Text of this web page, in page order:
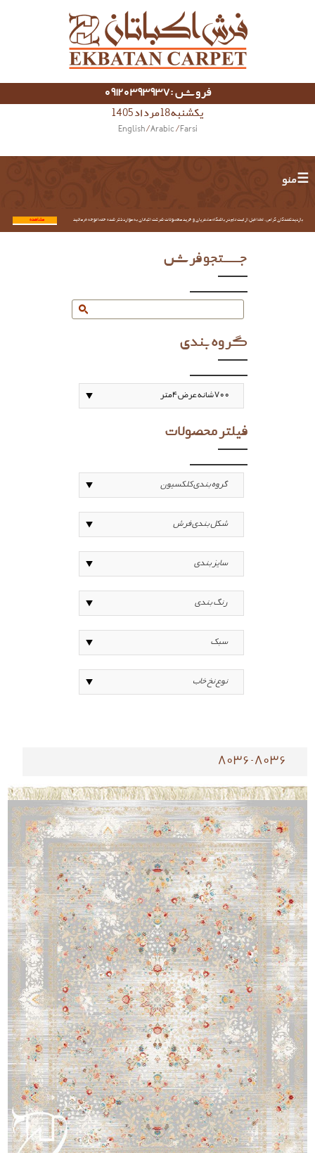
فروش :09120393937
یکشنبه 18 مرداد 1405
English/ Arabic / Farsi
☰ منو
بازدیدکنندگان گرامی؛ لطفا قبل از ثبت نام در باشگاه مشتریان و خرید محصولات شرکت اکباتان به موارد ذکر شده حتما توجه فرمائید. مشاهده...
جستجو فرش
گروه بندی
فیلتر محصولات
8036-8036